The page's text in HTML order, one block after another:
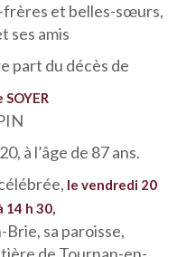
frères et belles-sœurs,
ses amis
part du décès de
à l’âge de 87 ans.
le vendredi 20
14 h 30,
Brie, sa paroisse,